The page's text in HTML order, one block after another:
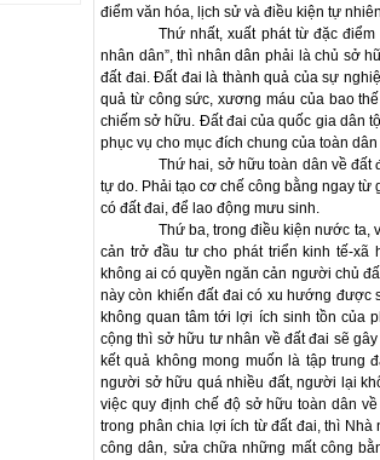
điểm văn hóa, lịch sử và điều kiện tự
Thứ nhất, xuất phát từ đặc
nhân dân”, thì nhân dân phải là chủ sở
đất đai. Ðất đai là thành quả của sự
quả từ công sức, xương máu của bao
chiếm sở hữu. Ðất đai của quốc gia dân
phục vụ cho mục đích chung của toàn
Thứ hai, sở hữu toàn dân về đất
tự do. Phải tạo cơ chế công bằng ngay
có đất đai, để lao động mưu sinh.
Thứ ba, trong điều kiện nước ta,
cản trở đầu tư cho phát triển kinh tế-xã
không ai có quyền ngăn cản người chủ
này còn khiến đất đai có xu hướng được
không quan tâm tới lợi ích sinh tồn của
cộng thì sở hữu tư nhân về đất đai sẽ
kết quả không mong muốn là tập trung
người sở hữu quá nhiều đất, người lại
việc quy định chế độ sở hữu toàn dân
trong phân chia lợi ích từ đất đai, thì
công dân, sửa chữa những mất công